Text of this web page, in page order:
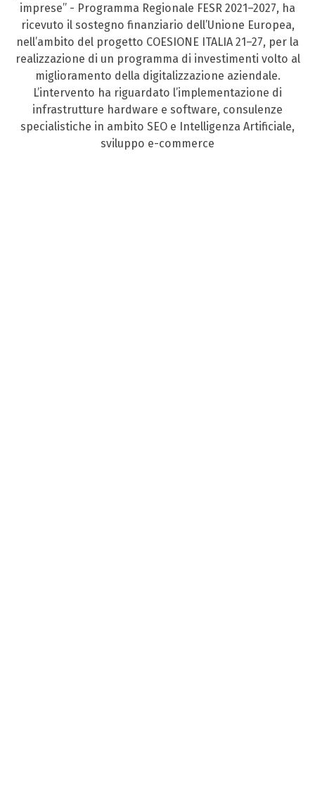
imprese” - Programma Regionale FESR 2021–2027, ha
ricevuto il sostegno finanziario dell’Unione Europea,
nell’ambito del progetto COESIONE ITALIA 21–27, per la
realizzazione di un programma di investimenti volto al
miglioramento della digitalizzazione aziendale.
L’intervento ha riguardato l’implementazione di
infrastrutture hardware e software, consulenze
specialistiche in ambito SEO e Intelligenza Artificiale,
sviluppo e-commerce